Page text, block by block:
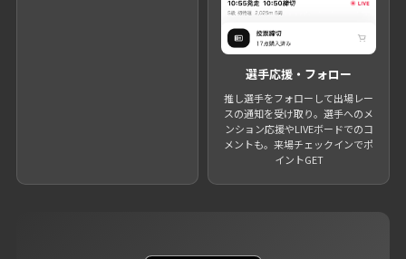
選手応援・フォロー
推し選手をフォローして出場レー
スの通知を受け取り。選手へのメ
ンション応援やLIVEボードでのコ
メントも。来場チェックインでポ
イントGET